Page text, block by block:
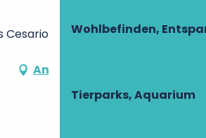
Wohlbefinden,
Tierparks, Aquarium
Cesario, Prairies du Roy -,
Anfahrt